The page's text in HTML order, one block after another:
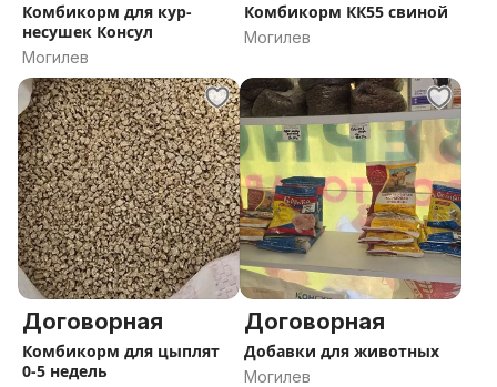
Комбикорм для кур-
несушек Консул
Могилев
Комбикорм КК55 свиной
Могилев
Договорная
Комбикорм для цыплят
0-5 недель
Договорная
Добавки для животных
Могилев